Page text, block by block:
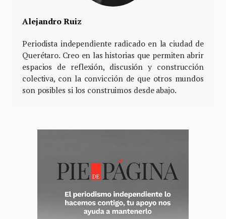
Alejandro Ruiz
Periodista independiente radicado en la ciudad de
Querétaro. Creo en las historias que permiten abrir
espacios de reflexión, discusión y construcción
colectiva, con la convicción de que otros mundos
son posibles si los construimos desde abajo.